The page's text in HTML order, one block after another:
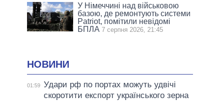
У Німеччині над військовою
базою, де ремонтують системи
Patriot, помітили невідомі
БПЛА 7 серпня 2026, 21:45
НОВИНИ
01:59 Удари рф по портах можуть удвічі
скоротити експорт українського зерна